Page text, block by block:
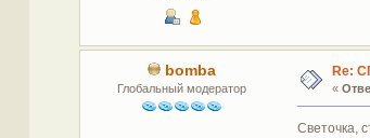
bomba
Глобальный модератор
Re:
«
Светочка,